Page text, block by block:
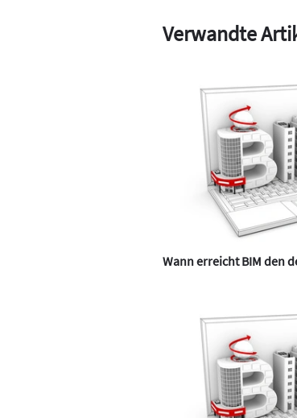
Verwandte
Wann erreicht BIM den